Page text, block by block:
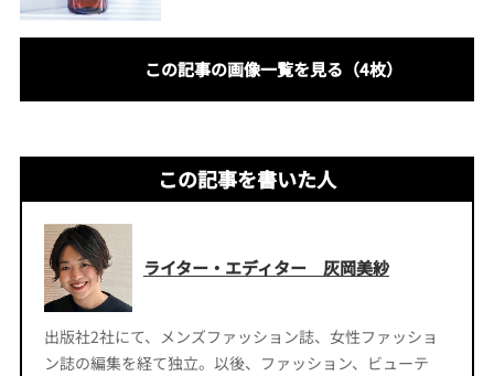
この記事の画像一覧を見る（4枚）
この記事を書いた人
ライター・エディター 灰岡美紗
出版社2社にて、メンズファッション誌、女性ファッショ
ン誌の編集を経て独立。以後、ファッション、ビューテ